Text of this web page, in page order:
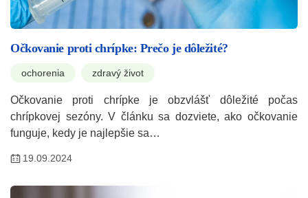
Očkovanie proti chrípke: Prečo je dôležité?
ochorenia zdravý život
Očkovanie proti chrípke je obzvlášť dôležité počas
chrípkovej sezóny. V článku sa dozviete, ako očkovanie
funguje, kedy je najlepšie sa…
19.09.2024